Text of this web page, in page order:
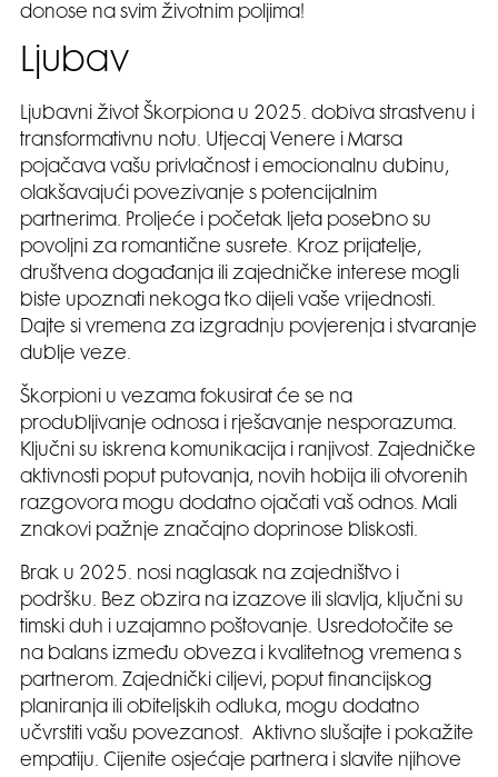
donose na svim životnim poljima!
Ljubav
Ljubavni život Škorpiona u 2025. dobiva strastvenu i
transformativnu notu. Utjecaj Venere i Marsa
pojačava vašu privlačnost i emocionalnu dubinu,
olakšavajući povezivanje s potencijalnim
partnerima. Proljeće i početak ljeta posebno su
povoljni za romantične susrete. Kroz prijatelje,
društvena događanja ili zajedničke interese mogli
biste upoznati nekoga tko dijeli vaše vrijednosti.
Dajte si vremena za izgradnju povjerenja i stvaranje
dublje veze.
Škorpioni u vezama fokusirat će se na
produbljivanje odnosa i rješavanje nesporazuma.
Ključni su iskrena komunikacija i ranjivost. Zajedničke
aktivnosti poput putovanja, novih hobija ili otvorenih
razgovora mogu dodatno ojačati vaš odnos. Mali
znakovi pažnje značajno doprinose bliskosti.
Brak u 2025. nosi naglasak na zajedništvo i
podršku. Bez obzira na izazove ili slavlja, ključni su
timski duh i uzajamno poštovanje. Usredotočite se
na balans između obveza i kvalitetnog vremena s
partnerom. Zajednički ciljevi, poput financijskog
planiranja ili obiteljskih odluka, mogu dodatno
učvrstiti vašu povezanost. Aktivno slušajte i pokažite
empatiju. Cijenite osjećaje partnera i slavite njihove